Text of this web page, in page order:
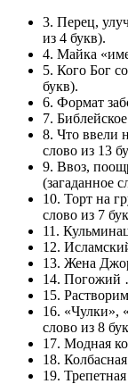
3. Перец,
из 4 букв).
4. Майка
5. Кого Бог
букв).
6. Формат
7.
8. Что ввели
слово из 13
9. Ввоз,
(загаданное
10. Торт на
слово из 7
11.
12.
13. Жена
14. Погожий
15.
16. «Чулки»,
слово из 8
17. Модная
18.
19.